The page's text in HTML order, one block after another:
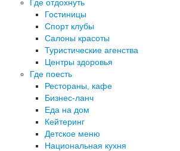
Где отдохнуть
Гостиницы
Спорт клубы
Салоны красоты
Туристические агенства
Центры здоровья
Где поесть
Рестораны, кафе
Бизнес-ланч
Еда на дом
Кейтеринг
Детское меню
Национальная кухня